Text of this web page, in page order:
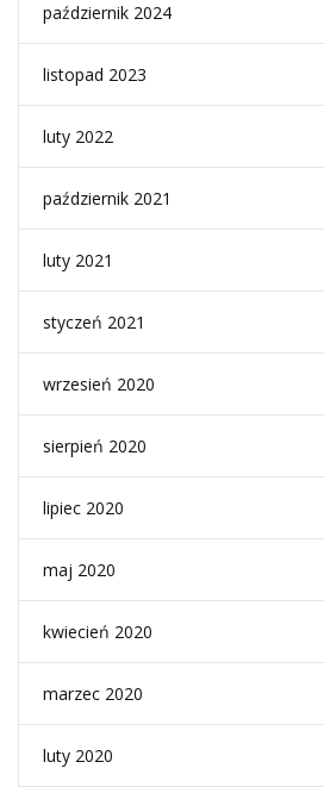
październik 2024
listopad 2023
luty 2022
październik 2021
luty 2021
styczeń 2021
wrzesień 2020
sierpień 2020
lipiec 2020
maj 2020
kwiecień 2020
marzec 2020
luty 2020